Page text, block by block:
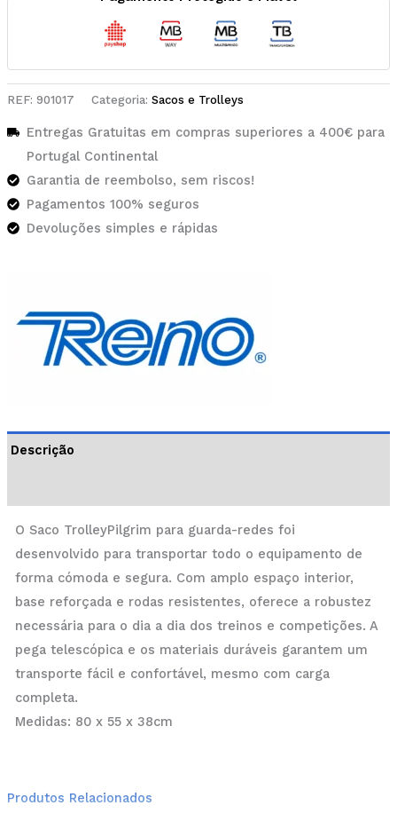
REF: 901017 Categoria: Sacos e Trolleys
Entregas Gratuitas em compras superiores a 400€ para
Portugal Continental
Garantia de reembolso, sem riscos!
Pagamentos 100% seguros
Devoluções simples e rápidas
Descrição
O Saco TrolleyPilgrim para guarda-redes foi
desenvolvido para transportar todo o equipamento de
forma cómoda e segura. Com amplo espaço interior,
base reforçada e rodas resistentes, oferece a robustez
necessária para o dia a dia dos treinos e competições. A
pega telescópica e os materiais duráveis garantem um
transporte fácil e confortável, mesmo com carga
completa.
Medidas: 80 x 55 x 38cm
Produtos Relacionados